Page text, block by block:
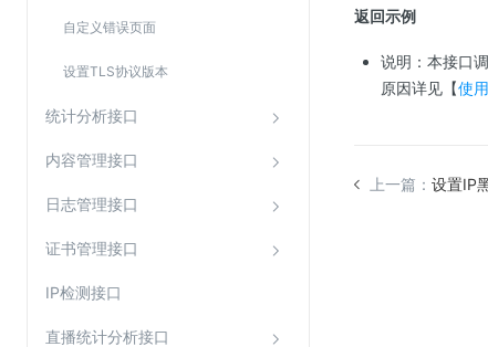
自定义错误页面
设置TLS协议版本
统计分析接口
内容管理接口
日志管理接口
证书管理接口
IP检测接口
直播统计分析接口
返回示例
说明：本接口
原因详见【使
上一篇： 设置IP